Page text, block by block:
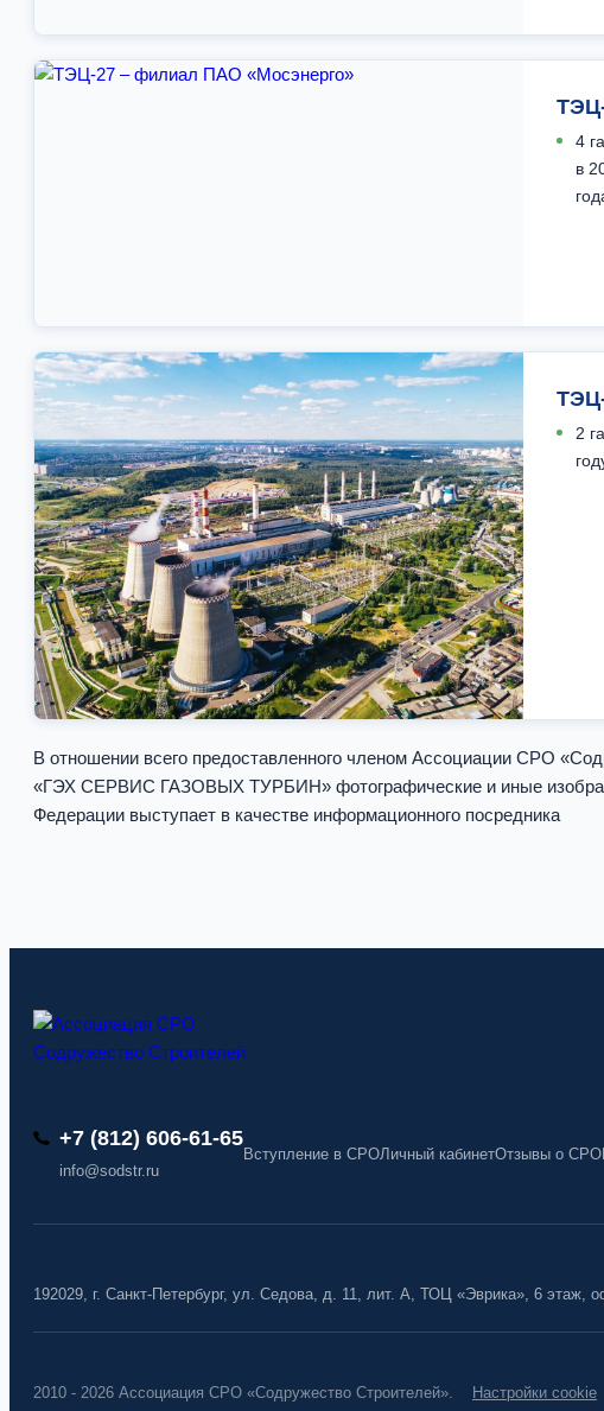
4
в
2
В отношении всего предоставленного членом Ассоциации СРО
«ГЭХ СЕРВИС ГАЗОВЫХ ТУРБИН» фотографические и иные
Федерации выступает в качестве информационного посредника
+7 (812) 606-61-65
info@sodstr.ru
Вступление в СРОЛичный кабинетОтзывы о СРО
192029, г. Санкт-Петербург, ул. Седова, д. 11, лит. А, ТОЦ «Эврика», 6 этаж,
2010 - 2026 Ассоциация СРО «Содружество Строителей». Настройки cookie